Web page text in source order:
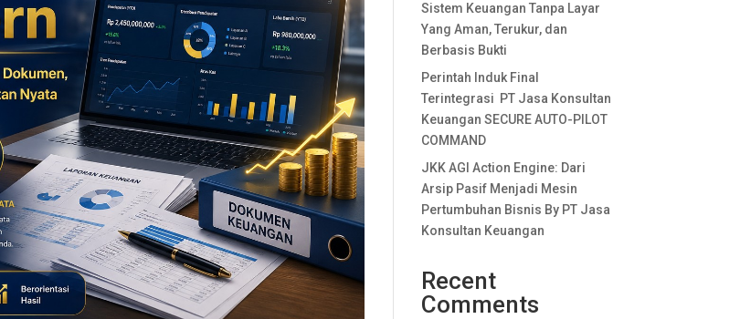
Sistem Keuangan Tanpa Layar
Yang Aman, Terukur, dan
Berbasis Bukti
Perintah Induk Final
Terintegrasi PT Jasa Konsultan
Keuangan SECURE AUTO-PILOT
COMMAND
JKK AGI Action Engine: Dari
Arsip Pasif Menjadi Mesin
Pertumbuhan Bisnis By PT Jasa
Konsultan Keuangan
Recent
Comments